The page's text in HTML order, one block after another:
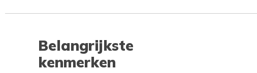
Belangrijkste
kenmerken